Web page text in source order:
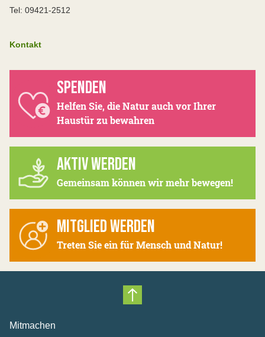
Tel: 09421-2512
Kontakt
SPENDEN
Helfen Sie, die Natur auch vor Ihrer
Haustür zu bewahren
AKTIV WERDEN
Gemeinsam können wir mehr bewegen!
MITGLIED WERDEN
Treten Sie ein für Mensch und Natur!
Nach oben scrollen
Mitmachen